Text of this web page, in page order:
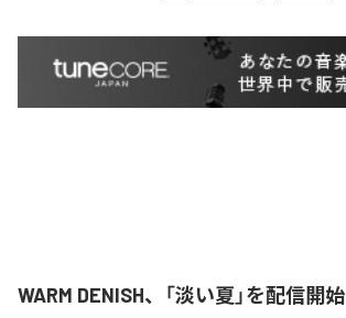
WARM DENISH、「淡い夏」を配信開始